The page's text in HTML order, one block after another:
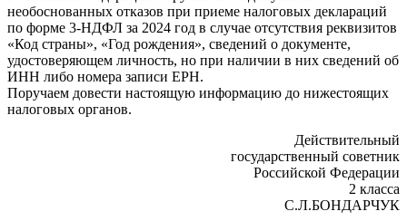
необоснованных отказов при приеме налоговых деклараций
по форме 3-НДФЛ за 2024 год в случае отсутствия реквизитов
«Код страны», «Год рождения», сведений о документе,
удостоверяющем личность, но при наличии в них сведений об
ИНН либо номера записи ЕРН.
Поручаем довести настоящую информацию до нижестоящих
налоговых органов.
Действительный
государственный советник
Российской Федерации
2 класса
С.Л.БОНДАРЧУК